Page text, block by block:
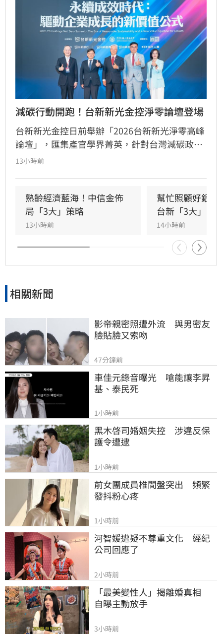
減碳行動開跑！台新新光金控淨零論壇登場
台新新光金控日前舉辦「2026台新新光淨零高峰
論壇」，匯集產官學界菁英，針對台灣減碳政
策、碳定價制度及企業轉型策略進行深度對話。
控總經理林維俊指出，論壇邁入第五年，致力協
助企業將永續轉化為國際競爭力。會中上銀、強
茂、宏碁及金寶等指標企業分享低碳實踐經驗。
台新新光金控憑藉優異的永續績效，不僅連續三
年獲標普全球永續年鑑銀行業全球前1%，更獲
MSCI ESG AAA最高評級，展現其帶領產業接軌
邁向永續發展的強力後盾。
13小時前
熟齡經濟藍海！中信金佈
局「3大」策略
13小時前
幫忙照顧好銀
台新「3大」防
14小時前
相關新聞
影帝親密照遭外流　與男密友
臉貼臉又索吻
47分鐘前
車佳元錄音曝光　嗆能讓李昇
基、泰民死
1小時前
黑木啓司婚姻失控　涉違反保
護令遭逮
1小時前
前女團成員椎間盤突出　頻繁
發抖粉心疼
1小時前
河智媛遭疑不尊重文化　經紀
公司回應了
2小時前
「最美變性人」揭離婚真相
自曝主動放手
3小時前